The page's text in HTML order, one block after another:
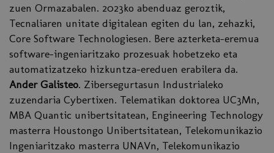
zuen Ormazabalen. 2023ko abenduaz geroztik,
Tecnaliaren unitate digitalean egiten du lan, zehazki,
Core Software Technologiesen. Bere azterketa-eremua
software-ingeniaritzako prozesuak hobetzeko eta
automatizatzeko hizkuntza-ereduen erabilera da.
Ander Galisteo. Zibersegurtasun Industrialeko
zuzendaria Cybertixen. Telematikan doktorea UC3Mn,
MBA Quantic unibertsitatean, Engineering Technology
masterra Houstongo Unibertsitatean, Telekomunikazio
Ingeniaritzako masterra UNAVn, Telekomunikazio